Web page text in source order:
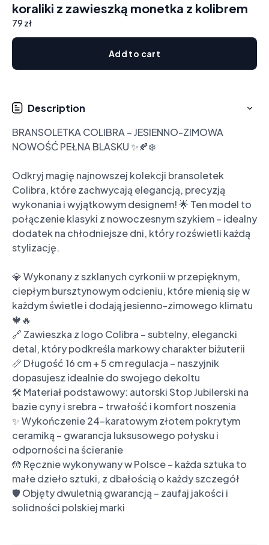
koraliki z zawieszką monetka z kolibrem
79 zł
Add to cart
Description
BRANSOLETKA COLIBRA – JESIENNO-ZIMOWA
NOWOŚĆ PEŁNA BLASKU ✨🍂❄️
Odkryj magię najnowszej kolekcji bransoletek
Colibra, które zachwycają elegancją, precyzją
wykonania i wyjątkowym designem! 🌟 Ten model to
połączenie klasyki z nowoczesnym szykiem – idealny
dodatek na chłodniejsze dni, który rozświetli każdą
stylizację.
💎 Wykonany z szklanych cyrkonii w przepięknym,
ciepłym bursztynowym odcieniu, które mienią się w
każdym świetle i dodają jesienno-zimowego klimatu
🍁🔥
🔗 Zawieszka z logo Colibra – subtelny, elegancki
detal, który podkreśla markowy charakter biżuterii
📏 Długość 16 cm + 5 cm regulacja – naszyjnik
dopasujesz idealnie do swojego dekoltu
🛠️ Materiał podstawowy: autorski Stop Jubilerski na
bazie cyny i srebra – trwałość i komfort noszenia
✨ Wykończenie 24-karatowym złotem pokrytym
ceramiką – gwarancja luksusowego połysku i
odporności na ścieranie
🤲 Ręcznie wykonywany w Polsce – każda sztuka to
małe dzieło sztuki, z dbałością o każdy szczegół
🛡️ Objęty dwuletnią gwarancją – zaufaj jakości i
solidności polskiej marki